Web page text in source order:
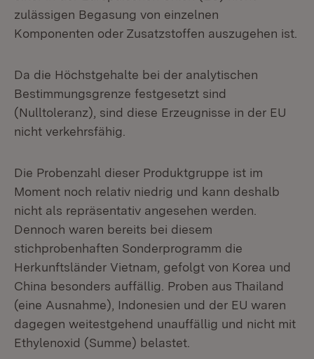
zulässigen Begasung von einzelnen
Komponenten oder Zusatzstoffen auszugehen ist.
Da die Höchstgehalte bei der analytischen
Bestimmungsgrenze festgesetzt sind
(Nulltoleranz), sind diese Erzeugnisse in der EU
nicht verkehrsfähig.
Die Probenzahl dieser Produktgruppe ist im
Moment noch relativ niedrig und kann deshalb
nicht als repräsentativ angesehen werden.
Dennoch waren bereits bei diesem
stichprobenhaften Sonderprogramm die
Herkunftsländer Vietnam, gefolgt von Korea und
China besonders auffällig. Proben aus Thailand
(eine Ausnahme), Indonesien und der EU waren
dagegen weitestgehend unauffällig und nicht mit
Ethylenoxid (Summe) belastet.